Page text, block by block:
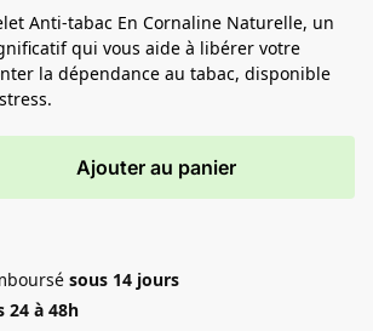
Anti-tabac En Cornaline Naturelle, un
qui vous aide à libérer votre
la dépendance au tabac, disponible
Ajouter au panier
sous 14 jours
24 à 48h